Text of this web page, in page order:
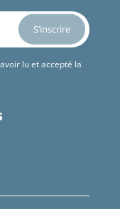
lu et accepté la